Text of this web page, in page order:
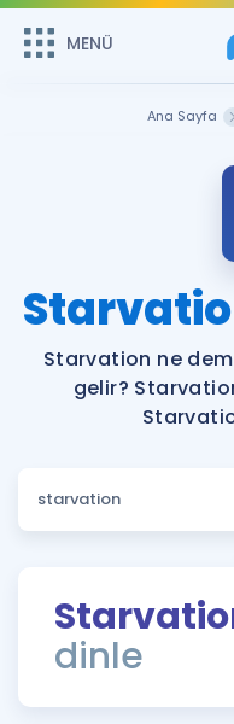
MENÜ
Remzi Hoca ile seni
MENÜ
Faydalı Araçlar
Sözlük
Rehberlik Aracı
ÖSYM Sınav
Hakkımızda
Ana Sayfa
Starvation ne
gelir?
dinle